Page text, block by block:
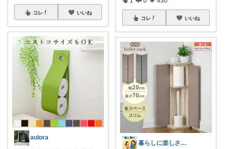
コレ いいね
aulora
コレ いいね
暮らしに楽しさを｜生活雑貨と健康商品